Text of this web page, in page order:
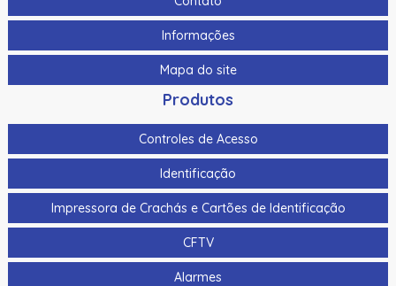
Informações
Mapa do site
Produtos
Controles de Acesso
Identificação
Impressora de Crachás e Cartões de Identificação
CFTV
Alarmes